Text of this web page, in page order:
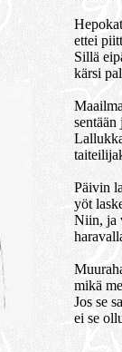
ettei
Sillä
kärsi
Päivin
yöt
Niin, ja
mikä
Jos se
ei se